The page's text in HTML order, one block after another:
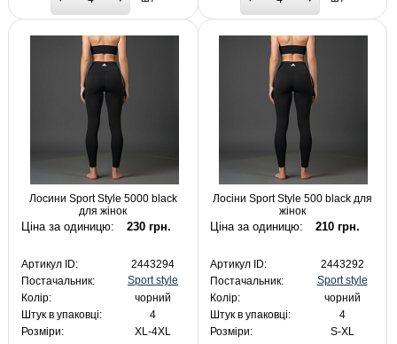
Лосини Sport Style 5000 black
для жінок
Ціна за одиницю: 230 грн.
Артикул ID:
2443294
Постачальник:
Sport style
Колір:
чорний
Штук в упаковці:
4
Розміри:
XL-4XL
Лосіни Sport Style 500 black для
жінок
Ціна за одиницю: 210 грн.
Артикул ID:
2443292
Постачальник:
Sport style
Колір:
чорний
Штук в упаковці:
4
Розміри:
S-XL